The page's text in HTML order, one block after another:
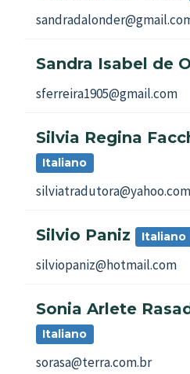
Sandra Isabel de
sferreira1905@gmail.com
Silvia Regina
Italiano
Silvio Paniz Italiano
silviopaniz@hotmail.com
Sonia Arlete
Italiano
sorasa@terra.com.br